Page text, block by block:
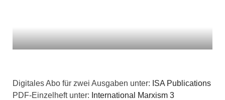
Digitales Abo für zwei Ausgaben unter: ISA Publications
PDF-Einzelheft unter: International Marxism 3